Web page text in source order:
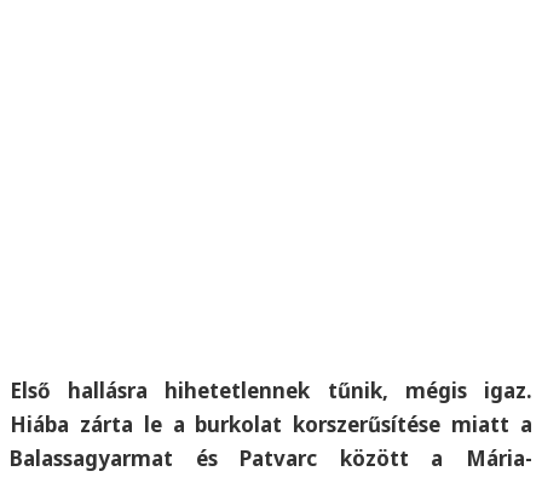
Első hallásra hihetetlennek tűnik, mégis igaz.
Hiába zárta le a burkolat korszerűsítése miatt a
Balassagyarmat és Patvarc között a Mária-